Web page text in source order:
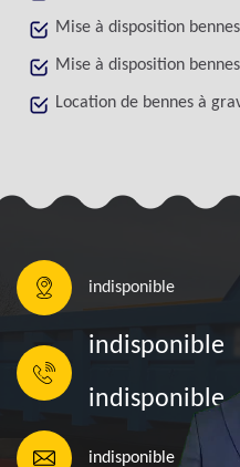
Mise à disposition
Mise à disposition
Location de bennes à
indisponible
indisponible
indisponible
indisponible